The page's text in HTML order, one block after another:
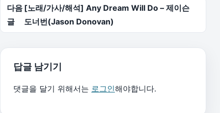
다음
글
[노래/가사/해석] Any Dream Will Do – 제이슨
도너번(Jason Donovan)
답글 남기기
댓글을 달기 위해서는 로그인해야합니다.